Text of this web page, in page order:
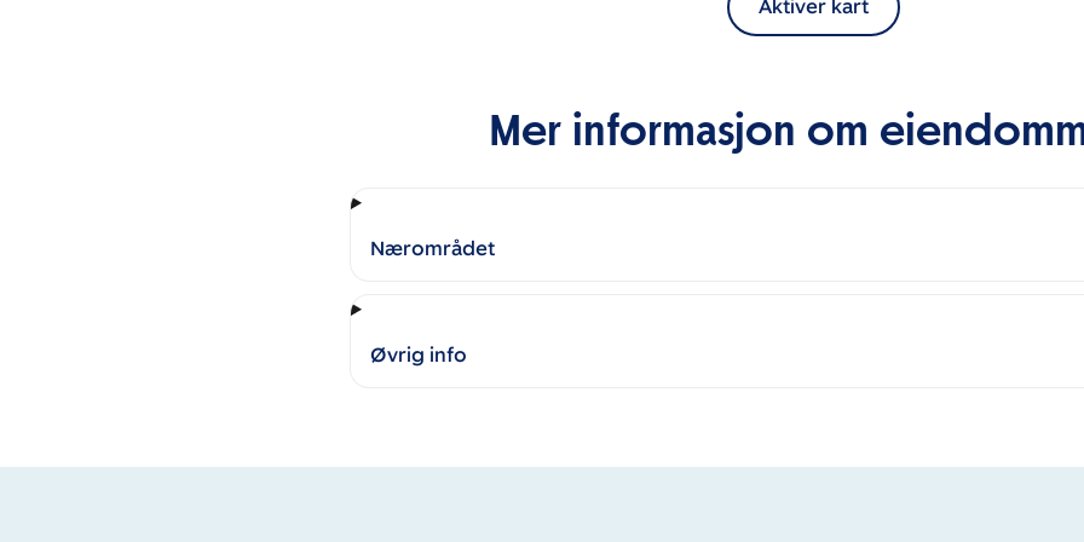
Aktiver kart
Mer informasjon om
Nærområdet
Øvrig info